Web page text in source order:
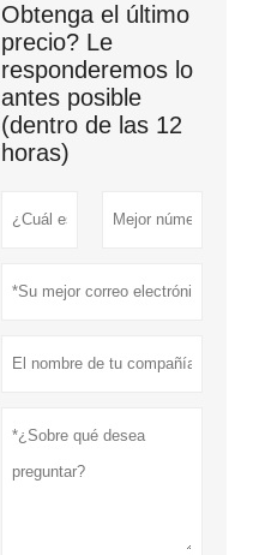
Obtenga el último
precio? Le
responderemos lo
antes posible
(dentro de las 12
horas)